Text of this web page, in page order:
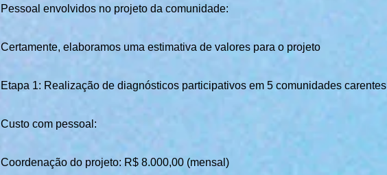
Pessoal envolvidos no projeto da comunidade:
Certamente, elaboramos uma estimativa de valores para o projeto
Etapa 1: Realização de diagnósticos participativos em 5 comunidades
Custo com pessoal:
Coordenação do projeto: R$ 8.000,00 (mensal)